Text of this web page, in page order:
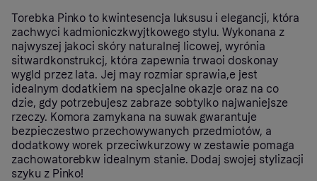
Torebka Pinko to kwintesencja luksusu i elegancji, która
zachwyci kadmioniczkwyjtkowego stylu. Wykonana z
najwyszej jakoci skóry naturalnej licowej, wyrónia
sitwardkonstrukcj, która zapewnia trwaoi doskonay
wygld przez lata. Jej may rozmiar sprawia,e jest
idealnym dodatkiem na specjalne okazje oraz na co
dzie, gdy potrzebujesz zabraze sobtylko najwaniejsze
rzeczy. Komora zamykana na suwak gwarantuje
bezpieczestwo przechowywanych przedmiotów, a
dodatkowy worek przeciwkurzowy w zestawie pomaga
zachowatorebkw idealnym stanie. Dodaj swojej stylizacji
szyku z Pinko!